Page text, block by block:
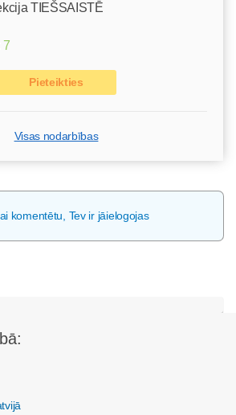
TIEŠSAISTĒ
7
Pieteikties
Visas nodarbības
komentētu, Tev ir jāielogojas